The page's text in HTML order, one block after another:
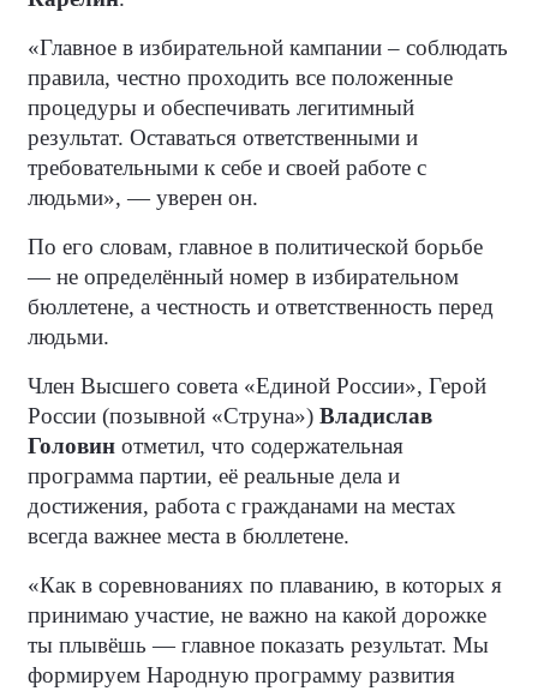
«Главное в избирательной кампании – соблюдать
правила, честно проходить все положенные
процедуры и обеспечивать легитимный
результат. Оставаться ответственными и
требовательными к себе и своей работе с
людьми», — уверен он.
По его словам, главное в политической борьбе
— не определённый номер в избирательном
бюллетене, а честность и ответственность перед
людьми.
Член Высшего совета «Единой России», Герой
России (позывной «Струна») Владислав
Головин отметил, что содержательная
программа партии, её реальные дела и
достижения, работа с гражданами на местах
всегда важнее места в бюллетене.
«Как в соревнованиях по плаванию, в которых я
принимаю участие, не важно на какой дорожке
ты плывёшь — главное показать результат. Мы
формируем Народную программу развития